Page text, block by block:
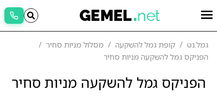
גמל.נט קופת גמל להשקעה
מסלול מניות סחיר
הפניקס גמל להשקעה מניות סחיר
הפניקס גמל להשקעה מניות סחיר